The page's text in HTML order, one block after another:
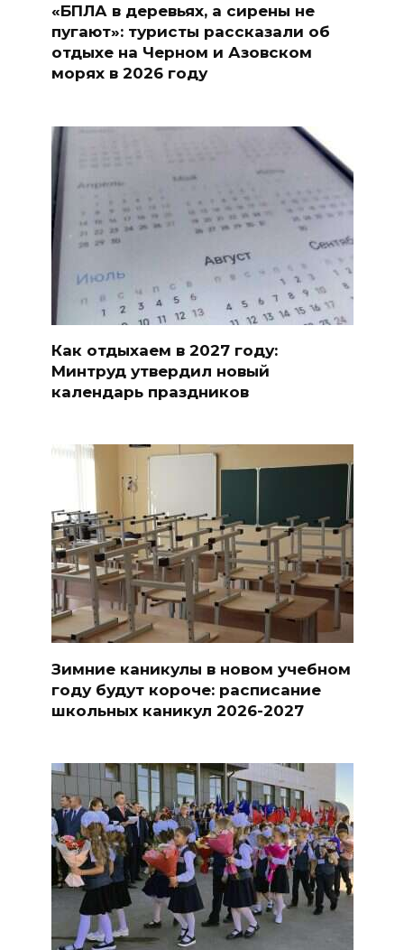
«БПЛА в деревьях, а сирены не
пугают»: туристы рассказали об
отдыхе на Черном и Азовском
морях в 2026 году
Как отдыхаем в 2027 году:
Минтруд утвердил новый
календарь праздников
Зимние каникулы в новом учебном
году будут короче: расписание
школьных каникул 2026-2027